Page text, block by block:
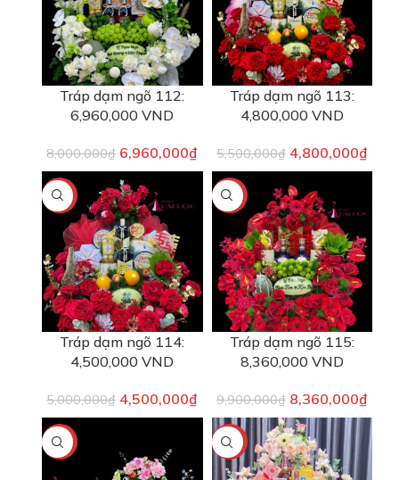
Tráp dạm ngõ 112:
6,960,000 VND
8,000,000₫ 6,960,000₫
Tráp dạm ngõ 113:
4,800,000 VND
5,500,000₫ 4,800,000₫
-10%
Tráp dạm ngõ 114:
4,500,000 VND
5,000,000₫ 4,500,000₫
-16%
Tráp dạm ngõ 115:
8,360,000 VND
9,900,000₫ 8,360,000₫
-10% -6%